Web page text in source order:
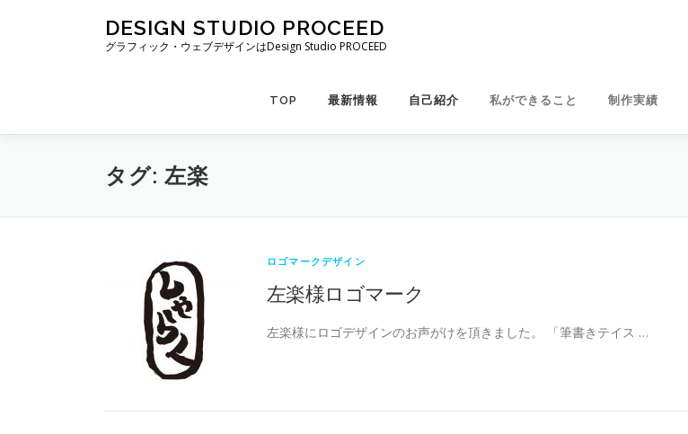
ス
DESIGN STUDIO PROCEED
グラフィック・ウェブデザインはDesign Studio PROCEED
TOP 最新情報 自己紹介 私ができること 制作実績
タグ: 左楽
ロゴマークデザイン
左楽様ロゴマーク
左楽様にロゴデザインのお声がけを頂きました。 「筆書きテイス …